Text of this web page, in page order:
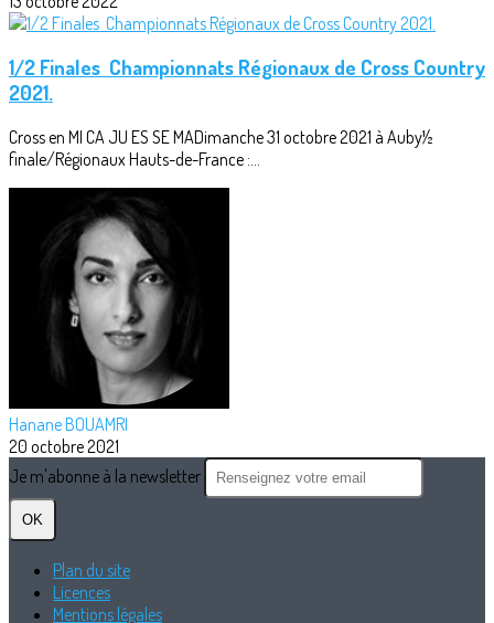
1/2 Finales Championnats Régionaux de Cross Country
2021.
Cross en MI CA JU ES SE MADimanche 31 octobre 2021 à Auby½
finale/Régionaux Hauts-de-France :...
Hanane BOUAMRI
20 octobre 2021
Je m'abonne à la newsletter
OK
Plan du site
Licences
Mentions légales